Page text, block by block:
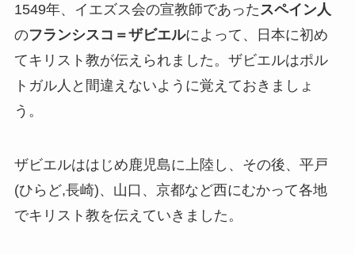
1549年、イエズス会の宣教師であった スペイン人
のフランシスコ＝ザビエルによって、日本に初め
てキリスト教が伝えられました。ザビエルはポル
トガル人と間違えないように覚えておきましょ
う。
ザビエルははじめ鹿児島に上陸し、その後、平戸
(ひらど,長崎)、山口、京都など西にむかって各地
でキリスト教を伝えていきました。